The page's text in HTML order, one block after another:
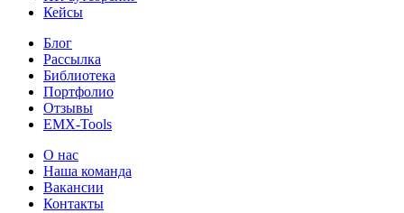
Кейсы
Блог
Рассылка
Библиотека
Портфолио
Отзывы
EMX-Tools
О нас
Наша команда
Вакансии
Контакты